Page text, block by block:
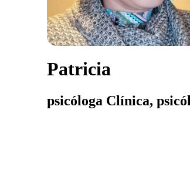
Patricia
psicóloga Clínica,